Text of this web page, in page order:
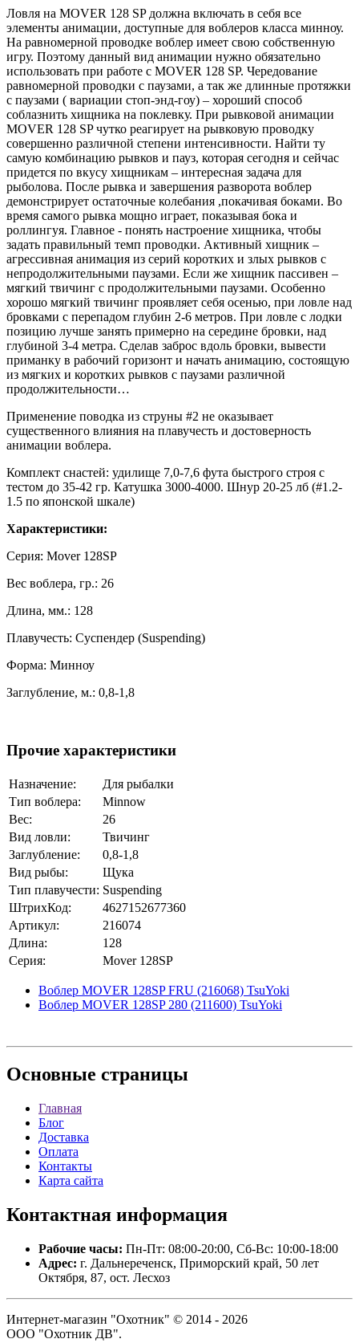
Ловля на MOVER 128 SP должна включать в себя все
элементы анимации, доступные для воблеров класса минноу.
На равномерной проводке воблер имеет свою собственную
игру. Поэтому данный вид анимации нужно обязательно
использовать при работе с MOVER 128 SP. Чередование
равномерной проводки с паузами, а так же длинные протяжки
с паузами ( вариации стоп-энд-гоу) – хороший способ
соблазнить хищника на поклевку. При рывковой анимации
MOVER 128 SP чутко реагирует на рывковую проводку
совершенно различной степени интенсивности. Найти ту
самую комбинацию рывков и пауз, которая сегодня и сейчас
придется по вкусу хищникам – интересная задача для
рыболова. После рывка и завершения разворота воблер
демонстрирует остаточные колебания ,покачивая боками. Во
время самого рывка мощно играет, показывая бока и
роллингуя. Главное - понять настроение хищника, чтобы
задать правильный темп проводки. Активный хищник –
агрессивная анимация из серий коротких и злых рывков с
непродолжительными паузами. Если же хищник пассивен –
мягкий твичинг с продолжительными паузами. Особенно
хорошо мягкий твичинг проявляет себя осенью, при ловле над
бровками с перепадом глубин 2-6 метров. При ловле с лодки
позицию лучше занять примерно на середине бровки, над
глубиной 3-4 метра. Сделав заброс вдоль бровки, вывести
приманку в рабочий горизонт и начать анимацию, состоящую
из мягких и коротких рывков с паузами различной
продолжительности…
Применение поводка из струны #2 не оказывает
существенного влияния на плавучесть и достоверность
анимации воблера.
Комплект снастей: удилище 7,0-7,6 фута быстрого строя с
тестом до 35-42 гр. Катушка 3000-4000. Шнур 20-25 лб (#1.2-
1.5 по японской шкале)
Характеристики:
Серия: Мover 128SP
Вес воблера, гр.: 26
Длина, мм.: 128
Плавучесть: Суспендер (Suspending)
Форма: Минноу
Заглубление, м.: 0,8-1,8
Прочие характеристики
Назначение:
Для рыбалки
Тип воблера:
Minnow
Вес:
26
Вид ловли:
Твичинг
Заглубление:
0,8-1,8
Вид рыбы:
Щука
Тип плавучести: Suspending
ШтрихКод:
4627152677360
Артикул:
216074
Длина:
128
Серия:
Мover 128SP
Воблер MOVER 128SP FRU (216068) TsuYoki
Воблер MOVER 128SP 280 (211600) TsuYoki
Основные страницы
Главная
Блог
Доставка
Оплата
Контакты
Карта сайта
Контактная информация
Рабочие часы: Пн-Пт: 08:00-20:00, Сб-Вс: 10:00-18:00
Адрес: г. Дальнереченск, Приморский край, 50 лет
Октября, 87, ост. Лесхоз
Интернет-магазин "Охотник" © 2014 - 2026
ООО "Охотник ДВ".